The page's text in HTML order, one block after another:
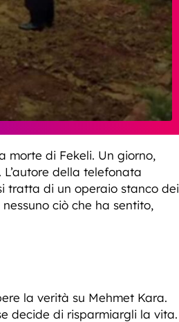
morte di Fekeli. Un giorno,
della telefonata
tratta di un operaio stanco dei
ciò che ha sentito,
la verità su Mehmet Kara.
decide di risparmiargli la vita.